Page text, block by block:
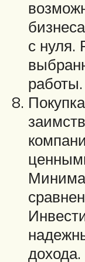
с нуля.
работы.
дохода.